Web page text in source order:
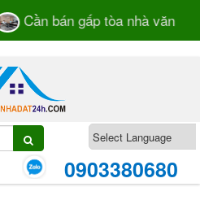
Cần bán gấp tòa nhà văn
0903380680